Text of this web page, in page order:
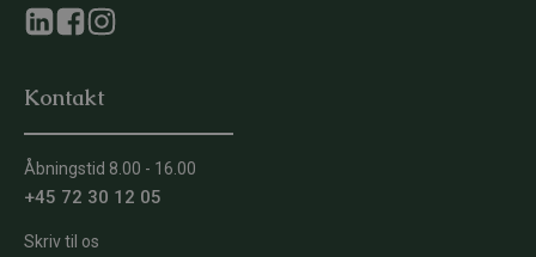
Kontakt
Åbningstid 8.00 - 16.00
+45 72 30 12 05
Skriv til os